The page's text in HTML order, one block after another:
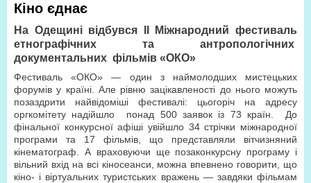
Кіно єднає
На Одещині відбувся ІІ Міжнародний фестиваль
етнографічних та антропологічних
документальних фільмів «ОКО»
Фестиваль «ОКО» — один з наймолодших мистецьких
форумів у країні. Але рівню зацікавленості до нього можуть
позаздрити найвідоміші фестивалі: цьогоріч на адресу
оргкомітету надійшло понад 500 заявок із 73 країн. До
фінальної конкурсної афіші увійшло 34 стрічки міжнародної
програми та 17 фільмів, що представляли вітчизняний
кінематограф. А враховуючи ще позаконкурсну програму і
вільний вхід на всі кіносеанси, можна впевнено говорити, що
кіно- і віртуальних туристських вражень — завдяки фільмам